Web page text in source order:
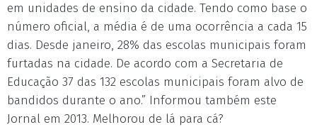
em unidades de ensino da cidade. Tendo como base o
número oficial, a média é de uma ocorrência a cada 15
dias. Desde janeiro, 28% das escolas municipais foram
furtadas na cidade. De acordo com a Secretaria de
Educação 37 das 132 escolas municipais foram alvo de
bandidos durante o ano.” Informou também este
Jornal em 2013. Melhorou de lá para cá?